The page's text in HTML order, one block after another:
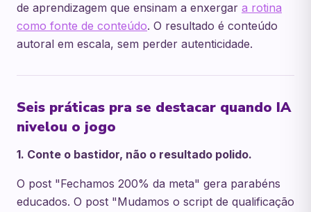
de aprendizagem que ensinam a enxergar a rotina
como fonte de conteúdo. O resultado é conteúdo
autoral em escala, sem perder autenticidade.
Seis práticas pra se destacar quando IA
nivelou o jogo
1. Conte o bastidor, não o resultado polido.
O post "Fechamos 200% da meta" gera parabéns
educados. O post "Mudamos o script de qualificação